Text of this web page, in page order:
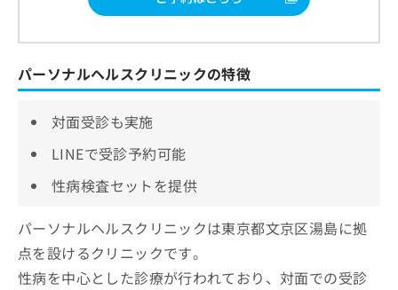
パーソナルヘルスクリニックの特徴
対面受診も実施
LINEで受診予約可能
性病検査セットを提供
パーソナルヘルスクリニックは東京都文京区湯島に拠
点を設けるクリニックです。
性病を中心とした診療が行われており、対面での受診